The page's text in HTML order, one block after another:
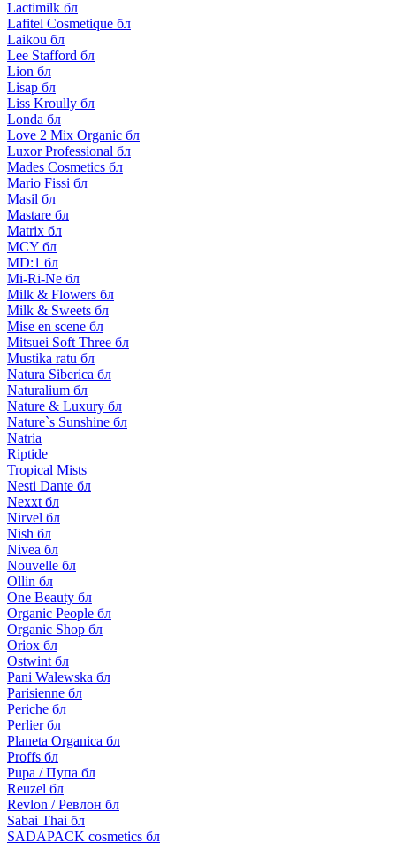
Lactimilk бл
Lafitel Cosmetique бл
Laikou бл
Lee Stafford бл
Lion бл
Lisap бл
Liss Kroully бл
Londa бл
Love 2 Mix Organic бл
Luxor Professional бл
Mades Cosmetics бл
Mario Fissi бл
Masil бл
Mastare бл
Matrix бл
MCY бл
MD:1 бл
Mi-Ri-Ne бл
Milk & Flowers бл
Milk & Sweets бл
Mise en scene бл
Mitsuei Soft Three бл
Mustika ratu бл
Natura Siberica бл
Naturalium бл
Nature & Luxury бл
Nature`s Sunshine бл
Natria
Riptide
Tropical Mists
Nesti Dante бл
Nexxt бл
Nirvel бл
Nish бл
Nivea бл
Nouvelle бл
Ollin бл
One Beauty бл
Organic People бл
Organic Shop бл
Oriox бл
Ostwint бл
Pani Walewska бл
Parisienne бл
Periche бл
Perlier бл
Planeta Organica бл
Proffs бл
Pupa / Пупа бл
Reuzel бл
Revlon / Ревлон бл
Sabai Thai бл
SADAPACK cosmetics бл